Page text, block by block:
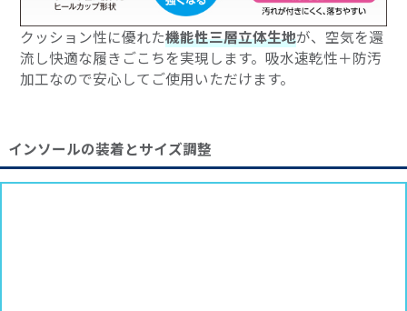
クッション性に優れた機能性三層立体生地が、空気を還
流し快適な履きごこちを実現します。吸水速乾性＋防汚
加工なので安心してご使用いただけます。
インソールの装着とサイズ調整